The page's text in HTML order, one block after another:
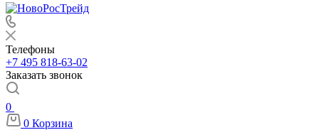
Телефоны
+7 495 818-63-02
Заказать звонок
0
0 Корзина